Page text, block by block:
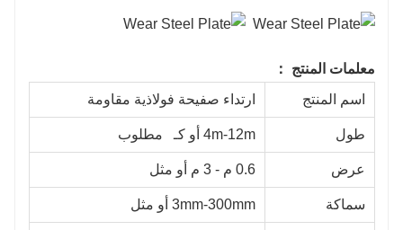
معلمات المنتج ：
اسم المنتج
ارتداء صفيحة فولاذية مقاومة
طول 4m-12m أو كـ مطلوب
عرض 0.6 م - 3 م أو مثل
سماكة 3mm-300mm أو مثل